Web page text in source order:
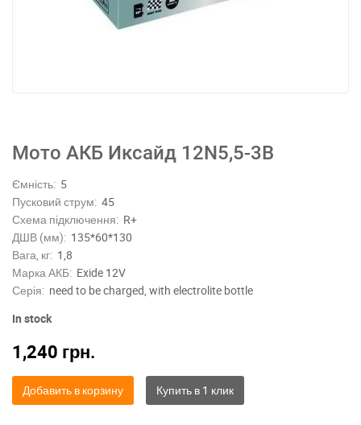
Мото АКБ Иксайд 12N5,5-3B
Ємність: 5
Пусковий струм: 45
Схема підключення: R+
ДШВ (мм): 135*60*130
Вага, кг: 1,8
Марка АКБ: Exide 12V
Серія: need to be charged, with electrolite bottle
In stock
1,240 грн.
Добавить в корзину